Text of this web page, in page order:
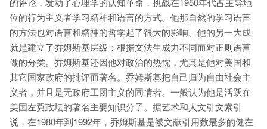
位的行为主义者学习精神和语言的方式。他那自然的学习语言
的方法也对语言和精神的哲学起了很大的影响。他的另一大成
就是建立了乔姆斯基层级：根据文法生成力不同而对正则语言
做的分类。乔姆斯基还因他对政治的热忱，尤其是他对美国和
其它国家政府的批评而著名。乔姆斯基把自己归为自由社会主
义者，并且是无政府工团主义的同情者。一般认为他是活跃在
美国左翼政坛的著名主要知识分子。据艺术和人文引文索引
说，在1980年到1992年，乔姆斯基是被文献引用数最多的健在